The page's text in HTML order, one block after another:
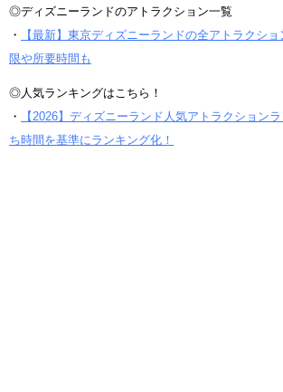
◎ディズニーランドのアトラクション一覧
・
【最新】東京ディズニーランドの全アトラクシ
限や所要時間も
◎人気ランキングはこちら！
・
【2026】ディズニーランド人気アトラクション
ち時間を基準にランキング化！